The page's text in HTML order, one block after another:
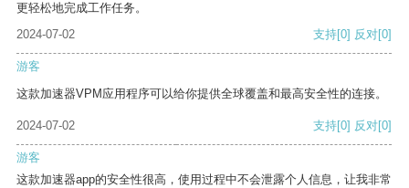
更轻松地完成工作任务。
2024-07-02
支持[0] 反对[0]
游客
这款加速器VPM应用程序可以给你提供全球覆盖和最高安全性的连接。
2024-07-02 支持[0] 反对[0]
游客
这款加速器app的安全性很高，使用过程中不会泄露个人信息，让我非常